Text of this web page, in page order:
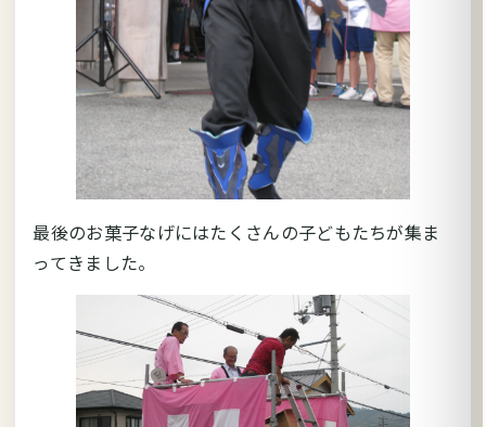
最後のお菓子なげにはたくさんの子どもたちが集ま
ってきました。